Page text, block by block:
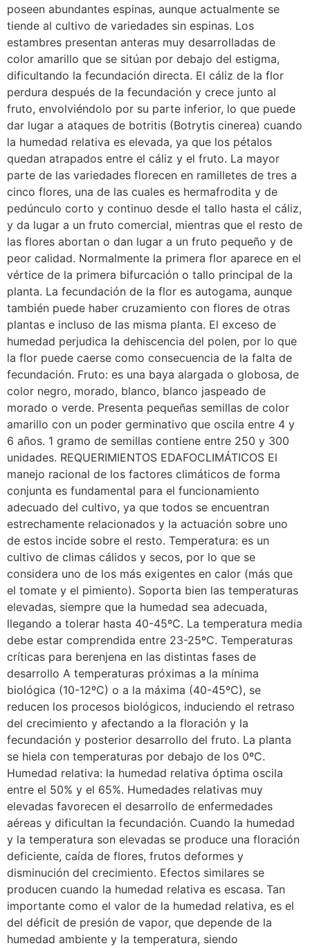
poseen abundantes espinas, aunque actualmente se
tiende al cultivo de variedades sin espinas. Los
estambres presentan anteras muy desarrolladas de
color amarillo que se sitúan por debajo del estigma,
dificultando la fecundación directa. El cáliz de la flor
perdura después de la fecundación y crece junto al
fruto, envolviéndolo por su parte inferior, lo que puede
dar lugar a ataques de botritis (Botrytis cinerea) cuando
la humedad relativa es elevada, ya que los pétalos
quedan atrapados entre el cáliz y el fruto. La mayor
parte de las variedades florecen en ramilletes de tres a
cinco flores, una de las cuales es hermafrodita y de
pedúnculo corto y continuo desde el tallo hasta el cáliz,
y da lugar a un fruto comercial, mientras que el resto de
las flores abortan o dan lugar a un fruto pequeño y de
peor calidad. Normalmente la primera flor aparece en el
vértice de la primera bifurcación o tallo principal de la
planta. La fecundación de la flor es autogama, aunque
también puede haber cruzamiento con flores de otras
plantas e incluso de las misma planta. El exceso de
humedad perjudica la dehiscencia del polen, por lo que
la flor puede caerse como consecuencia de la falta de
fecundación. Fruto: es una baya alargada o globosa, de
color negro, morado, blanco, blanco jaspeado de
morado o verde. Presenta pequeñas semillas de color
amarillo con un poder germinativo que oscila entre 4 y
6 años. 1 gramo de semillas contiene entre 250 y 300
unidades. REQUERIMIENTOS EDAFOCLIMÁTICOS El
manejo racional de los factores climáticos de forma
conjunta es fundamental para el funcionamiento
adecuado del cultivo, ya que todos se encuentran
estrechamente relacionados y la actuación sobre uno
de estos incide sobre el resto. Temperatura: es un
cultivo de climas cálidos y secos, por lo que se
considera uno de los más exigentes en calor (más que
el tomate y el pimiento). Soporta bien las temperaturas
elevadas, siempre que la humedad sea adecuada,
llegando a tolerar hasta 40-45ºC. La temperatura media
debe estar comprendida entre 23-25ºC. Temperaturas
críticas para berenjena en las distintas fases de
desarrollo A temperaturas próximas a la mínima
biológica (10-12ºC) o a la máxima (40-45ºC), se
reducen los procesos biológicos, induciendo el retraso
del crecimiento y afectando a la floración y la
fecundación y posterior desarrollo del fruto. La planta
se hiela con temperaturas por debajo de los 0ºC.
Humedad relativa: la humedad relativa óptima oscila
entre el 50% y el 65%. Humedades relativas muy
elevadas favorecen el desarrollo de enfermedades
aéreas y dificultan la fecundación. Cuando la humedad
y la temperatura son elevadas se produce una floración
deficiente, caída de flores, frutos deformes y
disminución del crecimiento. Efectos similares se
producen cuando la humedad relativa es escasa. Tan
importante como el valor de la humedad relativa, es el
del déficit de presión de vapor, que depende de la
humedad ambiente y la temperatura, siendo